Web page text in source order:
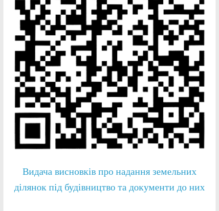
Видача висновків про надання земельних
ділянок під будівництво та документи до них